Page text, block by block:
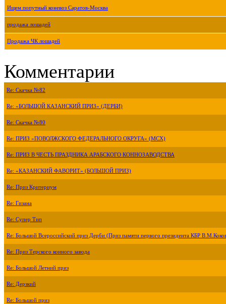
Ищем попутный коневоз Саратов-Москва
продажа лошадей
Продажа ЧК лошадей
Комментарии
Re: Скачка №82
Re: «БОЛЬШОЙ КАЗАНСКИЙ ПРИЗ» (ДЕРБИ)
Re: Скачка №80
Re: ПРИЗ «ПОВОЛЖСКОГО ФЕДЕРАЛЬНОГО ОКРУГА» (МСХ)
Re: ПРИЗ В ЧЕСТЬ ПРАЗДНИКА АРАБСКОГО КОННОЗАВОДСТВА
Re: «КАЗАНСКИЙ ФАВОРИТ» (БОЛЬШОЙ ПРИЗ)
Re: Приз Критериум
Re: Гизана
Re: Супер Тип
Re: Большой Всероссийский приз Дерби (Приз памяти первого президента КБР
Re: Приз Терского конного завода
Re: Большой Летний приз
Re: Дерзкий
Re: Большой приз